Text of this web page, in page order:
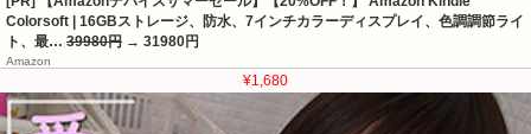
Colorsoft | 16GBストレージ、防水、7インチカラーディスプレイ、色調調節ライ
ト、最… 39980円 → 31980円
Amazon
¥1,680